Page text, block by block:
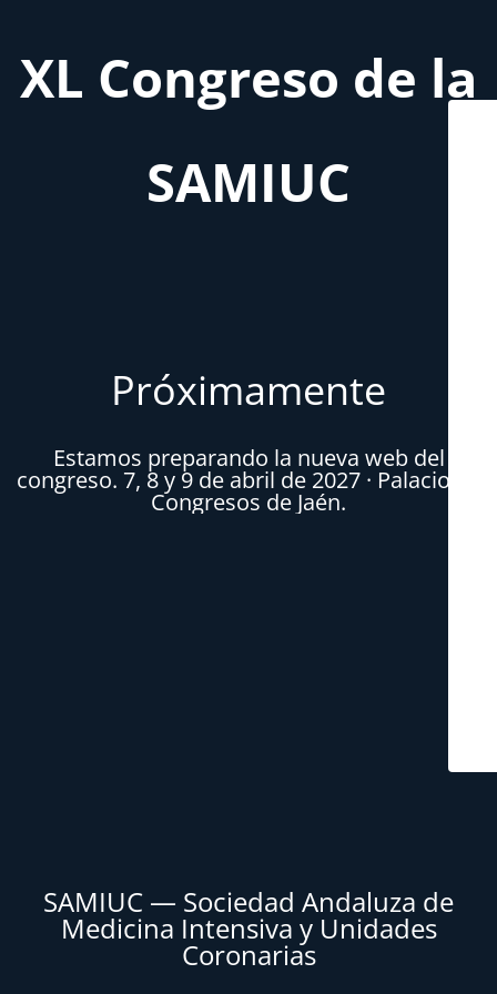
XL Congreso de la
SAMIUC
Próximamente
Estamos preparando la nueva web del
congreso. 7, 8 y 9 de abril de 2027 · Palacio de
Congresos de Jaén.
SAMIUC — Sociedad Andaluza de
Medicina Intensiva y Unidades
Coronarias